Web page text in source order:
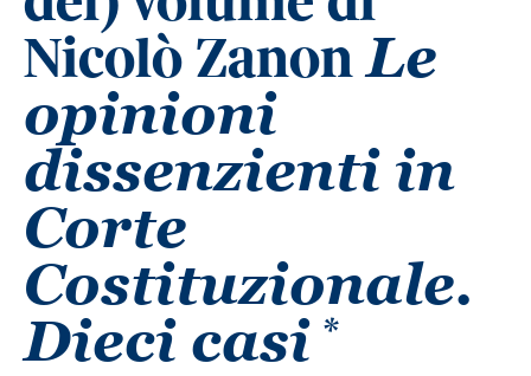
Nicolò ZanonLe
opinioni
dissenzienti in
Corte
Costituzionale.
Dieci casi *